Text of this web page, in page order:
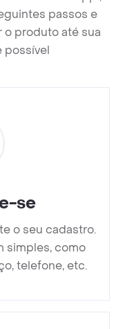
passos e
o produto até sua
possível
se
o seu cadastro.
simples, como
telefone, etc.